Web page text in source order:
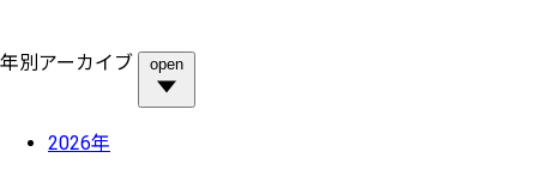
年別アーカイブ open
2026年